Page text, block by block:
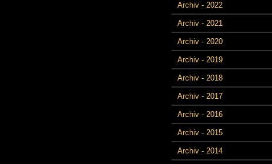
Archiv - 2022
Archiv - 2021
Archiv - 2020
Archiv - 2019
Archiv - 2018
Archiv - 2017
Archiv - 2016
Archiv - 2015
Archiv - 2014